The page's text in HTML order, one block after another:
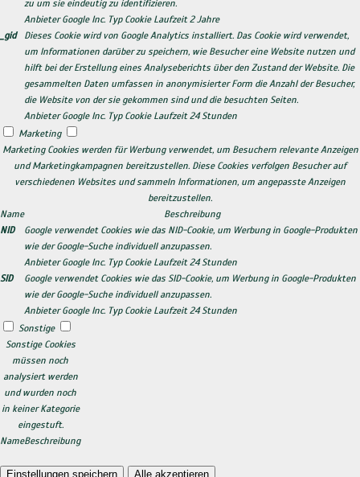
zu um sie eindeutig zu identifizieren.
Anbieter Google Inc. Typ Cookie Laufzeit 2 Jahre
_gid
Dieses Cookie wird von Google Analytics installiert. Das Cookie wird verwendet,
um Informationen darüber zu speichern, wie Besucher eine Website nutzen und
hilft bei der Erstellung eines Analyseberichts über den Zustand der Website. Die
gesammelten Daten umfassen in anonymisierter Form die Anzahl der Besucher,
die Website von der sie gekommen sind und die besuchten Seiten.
Anbieter Google Inc. Typ Cookie Laufzeit 24 Stunden
Marketing
Marketing Cookies werden für Werbung verwendet, um Besuchern relevante Anzeigen
und Marketingkampagnen bereitzustellen. Diese Cookies verfolgen Besucher auf
verschiedenen Websites und sammeln Informationen, um angepasste Anzeigen
bereitzustellen.
Name
Beschreibung
NID
Google verwendet Cookies wie das NID-Cookie, um Werbung in Google-Produkten
wie der Google-Suche individuell anzupassen.
Anbieter Google Inc. Typ Cookie Laufzeit 24 Stunden
SID
Google verwendet Cookies wie das SID-Cookie, um Werbung in Google-Produkten
wie der Google-Suche individuell anzupassen.
Anbieter Google Inc. Typ Cookie Laufzeit 24 Stunden
Sonstige
Sonstige Cookies
müssen noch
analysiert werden
und wurden noch
in keiner Kategorie
eingestuft.
NameBeschreibung
Einstellungen speichern Alle akzeptieren